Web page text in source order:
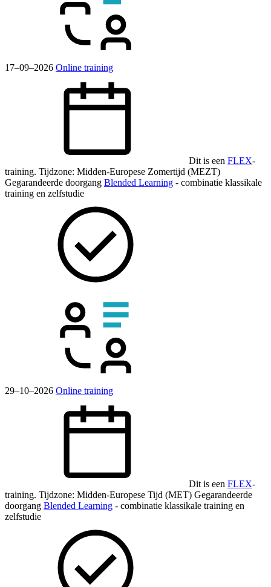
17–09–2026 Online training
Dit is een FLEX-
training. Tijdzone: Midden-Europese Zomertijd (MEZT)
Gegarandeerde doorgang Blended Learning - combinatie klassikale
training en zelfstudie
29–10–2026 Online training
Dit is een FLEX-
training. Tijdzone: Midden-Europese Tijd (MET) Gegarandeerde
doorgang Blended Learning - combinatie klassikale training en
zelfstudie